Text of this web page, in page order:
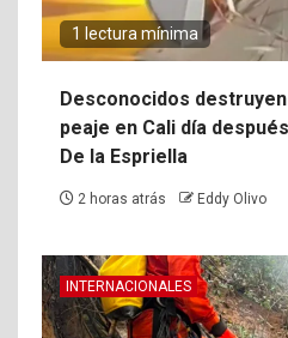
1 lectura mínima
Desconocidos
peaje en Cali día
De la Espriella
2 horas atrás Eddy Olivo
INTERNACIONALES